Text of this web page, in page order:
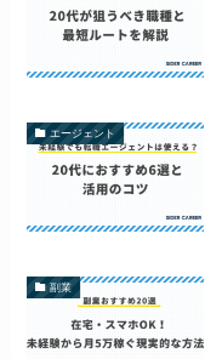
エージェント
副業